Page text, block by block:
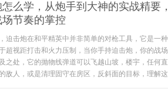
么学，从炮手到大神的实战精要
节奏的掌控
迫击炮在和平精英中并非简单的对枪工具，它是一
超视距打击和火力压制，当你手持迫击炮，你的战
之处，它的抛物线弹道可以飞越山坡，楼宇，任何
敌人，或是清理固守在房区，反斜面的目标，理解